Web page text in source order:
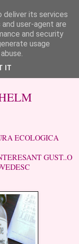
cum am
GUST..O
deliver its services
user-agent are
and security
usage
IT